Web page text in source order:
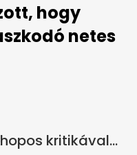
hogy
netes
kritikával...